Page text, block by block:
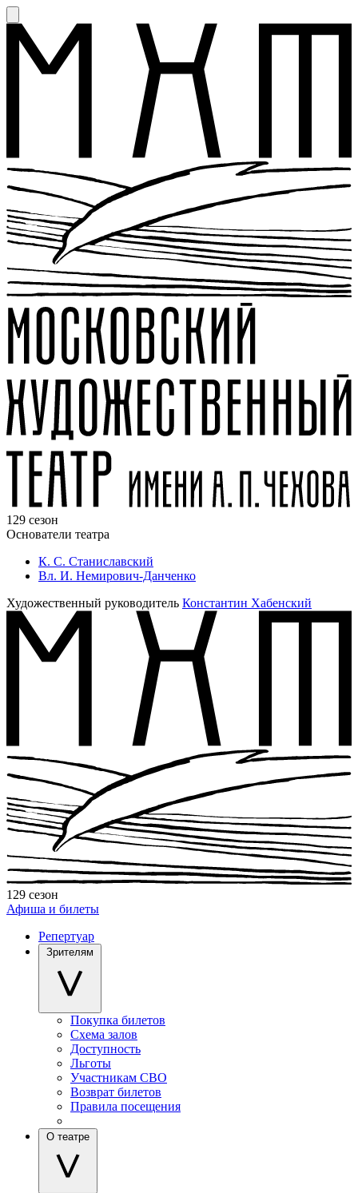
129 сезон
Основатели театра
К. С. Станиславский
Вл. И. Немирович-Данченко
Художественный руководитель Константин Хабенский
129 сезон
Афиша и билеты
Репертуар
Зрителям
Покупка билетов
Схема залов
Доступность
Льготы
Участникам СВО
Возврат билетов
Правила посещения
О театре